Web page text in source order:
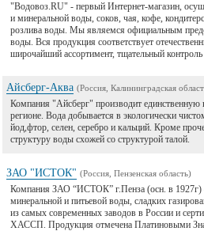
"Водовоз.RU" - первый Интернет-магазин,
и минеральной воды, соков, чая, кофе,
розлива воды. Мы являемся официальным
воды. Вся продукция соответствует
широчайший ассортимент, тщательный
Айсберг-Аква (Россия, Калининградская
Компания "Айсберг" производит
регионе. Вода добывается в экологически
йод,фтор, селен, серебро и кальций. Кроме
структуру воды схожей со структурой талой.
ЗАО "ИСТОК" (Россия, Пензенская область)
Компания ЗАО “ИСТОК” г.Пенза (осн. в 1927г)
минеральной и питьевой воды, сладких
из самых современных заводов в России и
ХАССП. Продукция отмечена Платиновыми